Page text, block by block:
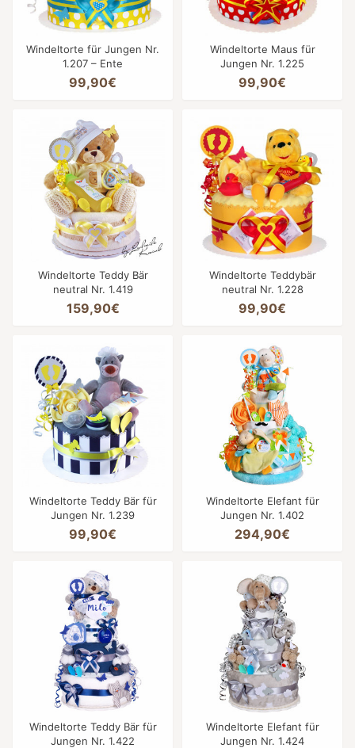
Windeltorte für Jungen Nr.
1.207 – Ente
99,90€
Windeltorte Maus für
Jungen Nr. 1.225
99,90€
Windeltorte Teddy Bär
neutral Nr. 1.419
159,90€
Windeltorte Teddybär
neutral Nr. 1.228
99,90€
Windeltorte Teddy Bär für
Jungen Nr. 1.239
99,90€
Windeltorte Elefant für
Jungen Nr. 1.402
294,90€
Windeltorte Teddy Bär für
Jungen Nr. 1.422
Windeltorte Elefant für
Jungen Nr. 1.424